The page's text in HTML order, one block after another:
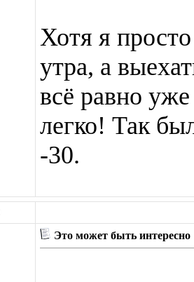
Хотя я
утра, а
всё равно уже
легко! Так
-30.
Это может быть интересно